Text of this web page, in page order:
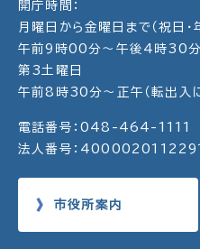
開庁時間：
月曜日から金曜日まで（祝日・
午前9時00分～午後4時30分
第3土曜日
午前8時30分～正午（転出入
電話番号：048-464-1111
法人番号：4000020112291
市役所案内